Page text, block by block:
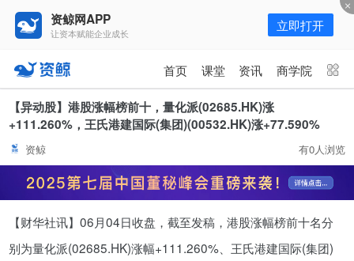
资鲸网APP
让资本赋能企业成长 立即打开
首页 课堂 资讯 商学院
资讯 课堂 直播 商学院
人才猎聘
为你推荐 更多
星、平安、腾讯、比亚迪、碧桂园
等66位超级商业巨头未来产业布
11-01
【异动股】港股涨幅榜前十，量化派(02685.HK)涨
+111.260%，王氏港建国际(集团)(00532.HK)涨+77.590%
资鲸 有0人浏览
【财华社讯】06月04日收盘，截至发稿，港股涨幅榜前十名分
别为量化派(02685.HK)涨幅+111.260%、王氏港建国际(集团)